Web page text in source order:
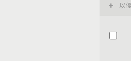
以